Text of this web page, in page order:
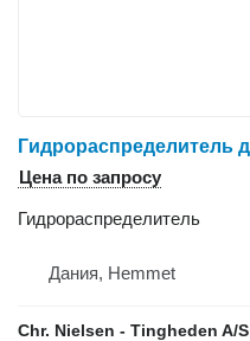
Цена по запросу
Гидрораспределитель
Дания, Hemmet
Chr. Nielsen - Tingheden A/S